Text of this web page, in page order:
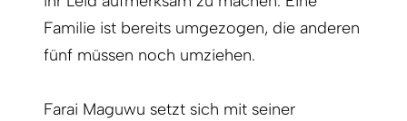
Familie ist bereits umgezogen, die anderen
fünf müssen noch umziehen.
Farai Maguwu setzt sich mit seiner